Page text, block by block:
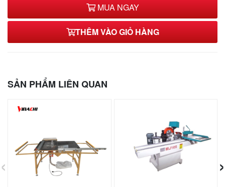
MUA NGAY
THÊM VÀO GIỎ HÀNG
SẢN PHẨM LIÊN QUAN
‹ ›